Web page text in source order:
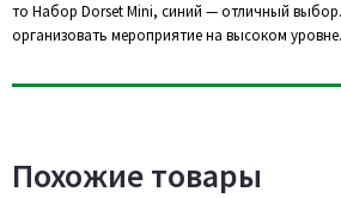
то Набор Dorset Mini, синий — отличный
организовать мероприятие на высоком уровне.
Похожие товары